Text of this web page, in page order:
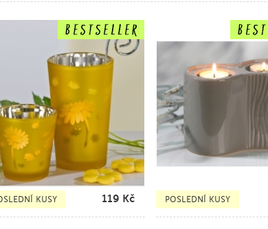
KUSY 119 Kč POSLEDNÍ KUSY